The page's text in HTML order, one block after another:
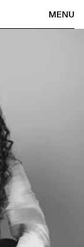
MENU